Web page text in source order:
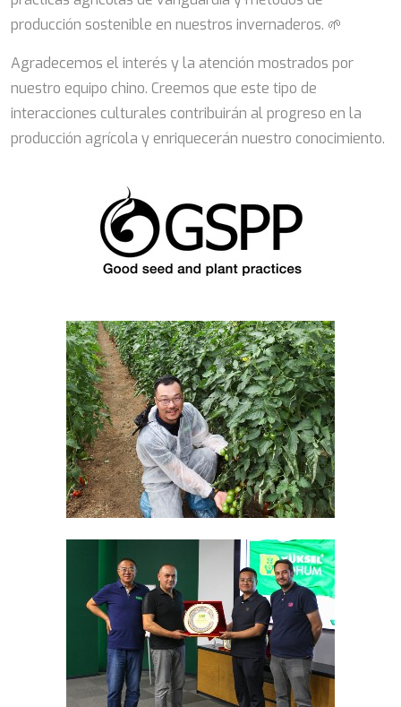
producción sostenible en nuestros invernaderos. 🌱
Agradecemos el interés y la atención mostrados por
nuestro equipo chino. Creemos que este tipo de
interacciones culturales contribuirán al progreso en la
producción agrícola y enriquecerán nuestro conocimiento.